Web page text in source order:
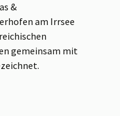
&
am Irrsee
gemeinsam mit